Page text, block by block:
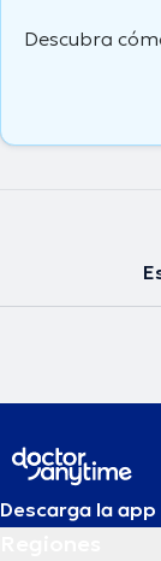
Descubra
Descarga la app